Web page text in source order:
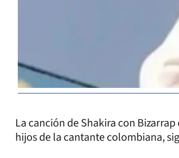
La canción de Shakira con
hijos de la cantante colombiana,